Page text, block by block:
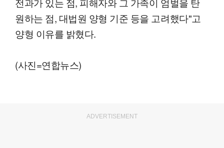
원하는 점, 대법원 양형 기준 등을 고려했다"고
양형 이유를 밝혔다.
(사진=연합뉴스)
ADVERTISEMENT